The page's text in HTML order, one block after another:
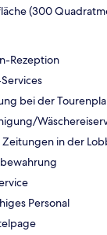
(300
Rezeption
bei der
Zeitungen in der
Personal